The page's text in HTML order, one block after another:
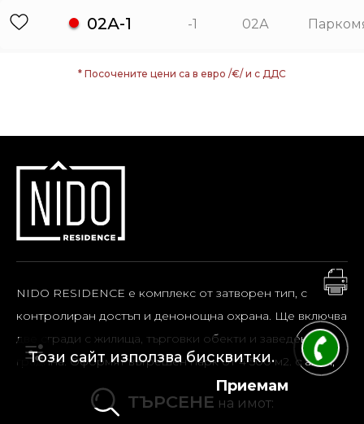
Този сайт използва бисквитки.
Приемам
02А-1 -1 02А
* Посочените цени са в евро /€/ и с ДДС
NIDO RESIDENCE е комплекс от затворен тип, с
контролиран достъп и денонощна охрана. Ще включва
две сгради с жилища, търговки обекти и заведение с
градина. Оформят вътрешен парк от 4 500 м2. с алеи,
зони за отдих, социален контакт и е достъпен само
ТЪРСЕНЕ на имот: